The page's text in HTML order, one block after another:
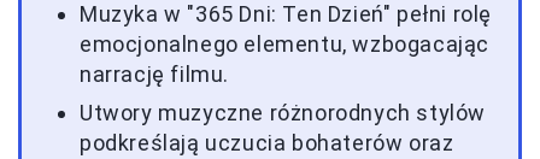
Muzyka w "365 Dni: Ten Dzień" pełni rolę
emocjonalnego elementu, wzbogacając
narrację filmu.
Utwory muzyczne różnorodnych stylów
podkreślają uczucia bohaterów oraz